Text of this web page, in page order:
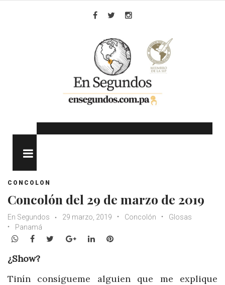
CONCOLON
Concolón del 29 de marzo de 2019
En Segundos 29 marzo, 2019 Concolón
Glosas
Panamá
WhatsApp
Facebook
TwitterGoogle+LinkedInPinterest
¿Show?
Tinín consígueme alguien que me explique